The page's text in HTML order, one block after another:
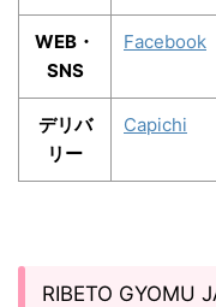
WEB・
SNS
Facebook
デリバ
リー
Capichi
RIBETO GYOMU